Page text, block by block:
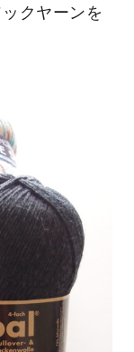
クヤーンを